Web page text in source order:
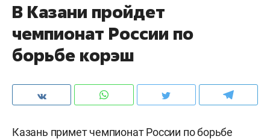
В Казани пройдет
чемпионат России по
борьбе корэш
Казань примет чемпионат России по борьбе